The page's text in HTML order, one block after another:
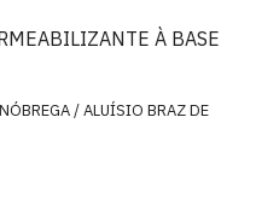
À BASE
/ ALUÍSIO BRAZ DE